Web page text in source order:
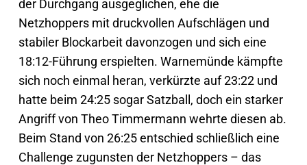
der Durchgang ausgeglichen, ehe die
Netzhoppers mit druckvollen Aufschlägen und
stabiler Blockarbeit davonzogen und sich eine
18:12-Führung erspielten. Warnemünde kämpfte
sich noch einmal heran, verkürzte auf 23:22 und
hatte beim 24:25 sogar Satzball, doch ein starker
Angriff von Theo Timmermann wehrte diesen ab.
Beim Stand von 26:25 entschied schließlich eine
Challenge zugunsten der Netzhoppers – das